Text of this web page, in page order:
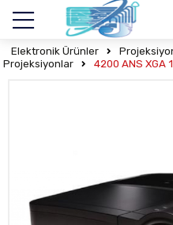
Elektronik Ürünler
Projeksiyonlar
4200 ANS XGA